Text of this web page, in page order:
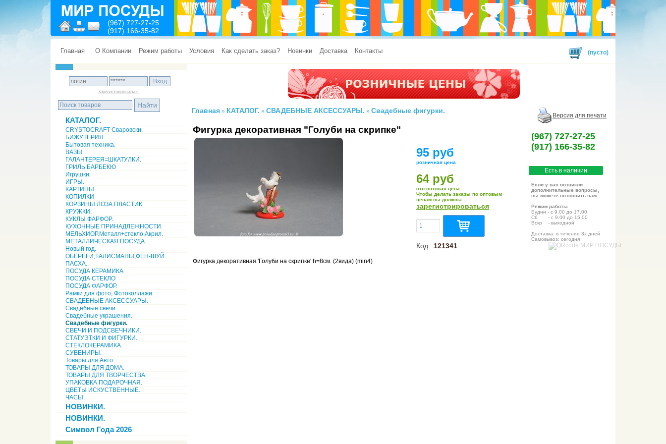
(967) 727-27-25
(917) 166-35-82
Главная О Компании Режим работы Условия Как сделать заказ? Новинки Доставка Контакты (пусто)
Зарегистрироваться
КАТАЛОГ.
CRYSTOCRAFT Сваровски.
БИЖУТЕРИЯ
Бытовая техника.
ВАЗЫ
ГАЛАНТЕРЕЯ=ШКАТУЛКИ.
ГРИЛЬ БАРБЕКЮ
Игрушки.
ИГРЫ.
КАРТИНЫ.
КОПИЛКИ
КОРЗИНЫ ЛОЗА ПЛАСТИК.
КРУЖКИ.
КУКЛЫ ФАРФОР.
КУХОННЫЕ ПРИНАДЛЕЖНОСТИ.
МЕЛЬХИОР.Металл+стекло.Акрил.
МЕТАЛЛИЧЕСКАЯ ПОСУДА.
Новый год.
ОБЕРЕГИ,ТАЛИСМАНЫ,ФЕН-ШУЙ.
ПАСХА.
ПОСУДА КЕРАМИКА
ПОСУДА СТЕКЛО
ПОСУДА ФАРФОР.
Рамки для фото, Фотоколлажи.
СВАДЕБНЫЕ АКСЕССУАРЫ.
Свадебные свечи.
Свадебные украшения.
Свадебные фигурки.
СВЕЧИ И ПОДСВЕЧНИКИ.
СТАТУЭТКИ И ФИГУРКИ.
СТЕКЛОКЕРАМИКА.
СУВЕНИРЫ.
Товары для Авто.
ТОВАРЫ ДЛЯ ДОМА.
ТОВАРЫ ДЛЯ ТВОРЧЕСТВА.
УПАКОВКА ПОДАРОЧНАЯ.
ЦВЕТЫ ИСКУСТВЕННЫЕ.
ЧАСЫ.
НОВИНКИ.
НОВИНКИ.
Символ Года 2026
Главная » КАТАЛОГ. » СВАДЕБНЫЕ АКСЕССУАРЫ. » Свадебные фигурки.
Версия для печати
Фигурка декоративная "Голуби на скрипке"
(967) 727-27-25
(917) 166-35-82
Есть в наличии
Если у вас возникли
дополнительные вопросы,
вы можете позвонить нам.
Режим работы
Будни - с 9.00 до 17.00
Сб - с 9.00 до 15.00
Вскр - выходной
Доставка: в течение 3х дней
Самовывоз: сегодня
95 руб
розничная цена
64 руб
это оптовая цена
Чтобы делать заказы по оптовым
ценам вы должны
зарегистрироваться
Код: 121341
Фигурка декоративная 'Голуби на скрипке' h=8см. (2вида) (min4)